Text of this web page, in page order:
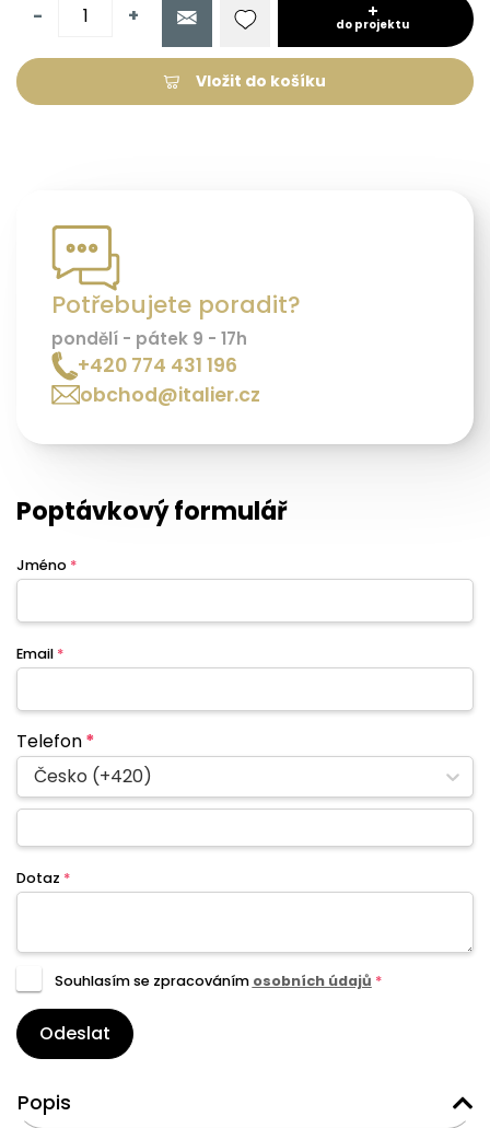
- +
Vložit do košíku
do projektu
Potřebujete poradit?
pondělí - pátek 9 - 17h
+420 774 431 196
obchod@italier.cz
Poptávkový formulář
Jméno *
Email *
Telefon*
Česko (+420)
Dotaz *
Souhlasím se zpracováním osobních údajů *
Odeslat
Popis